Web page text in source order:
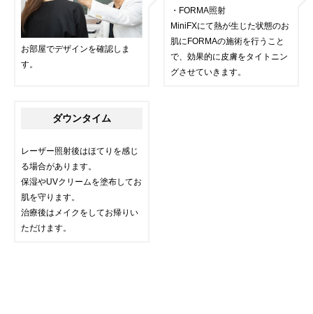
お部屋でデザインを確認しま
す。
・FORMA照射
MiniFXにて熱が生じた状態のお
肌にFORMAの施術を行うこと
で、効果的に皮膚をタイトニン
グさせていきます。
ダウンタイム
レーザー照射後はほてりを感じ
る場合があります。
保湿やUVクリームを塗布してお
肌を守ります。
治療後はメイクをしてお帰りい
ただけます。